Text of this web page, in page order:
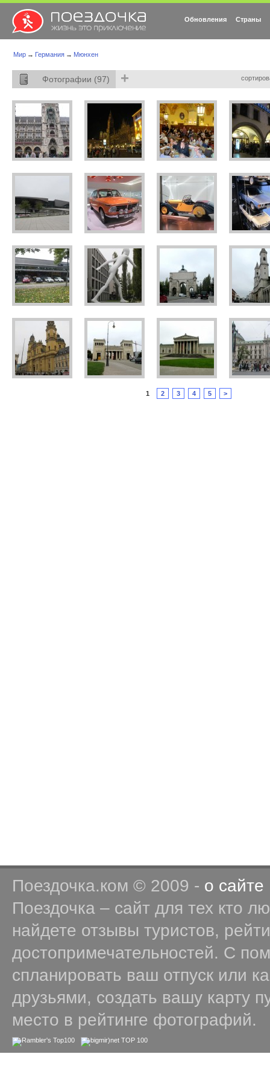
Обновления Страны
Мир → Германия → Мюнхен
Фотографии (97) +
1 2 3 4 5 >
Поездочка.ком © 2009 - о сайте
Поездочка – сайт для тех кто
найдете отзывы туристов,
достопримечательностей. С
спланировать ваш отпуск или
друзьями, создать вашу карту
место в рейтинге фотографий.